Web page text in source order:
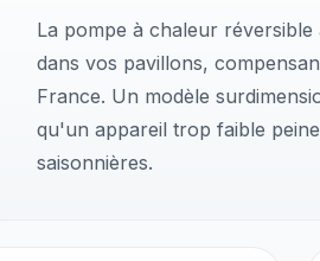
La pompe à chaleur
dans vos pavillons,
France. Un modèle
qu'un appareil trop faible
saisonnières.